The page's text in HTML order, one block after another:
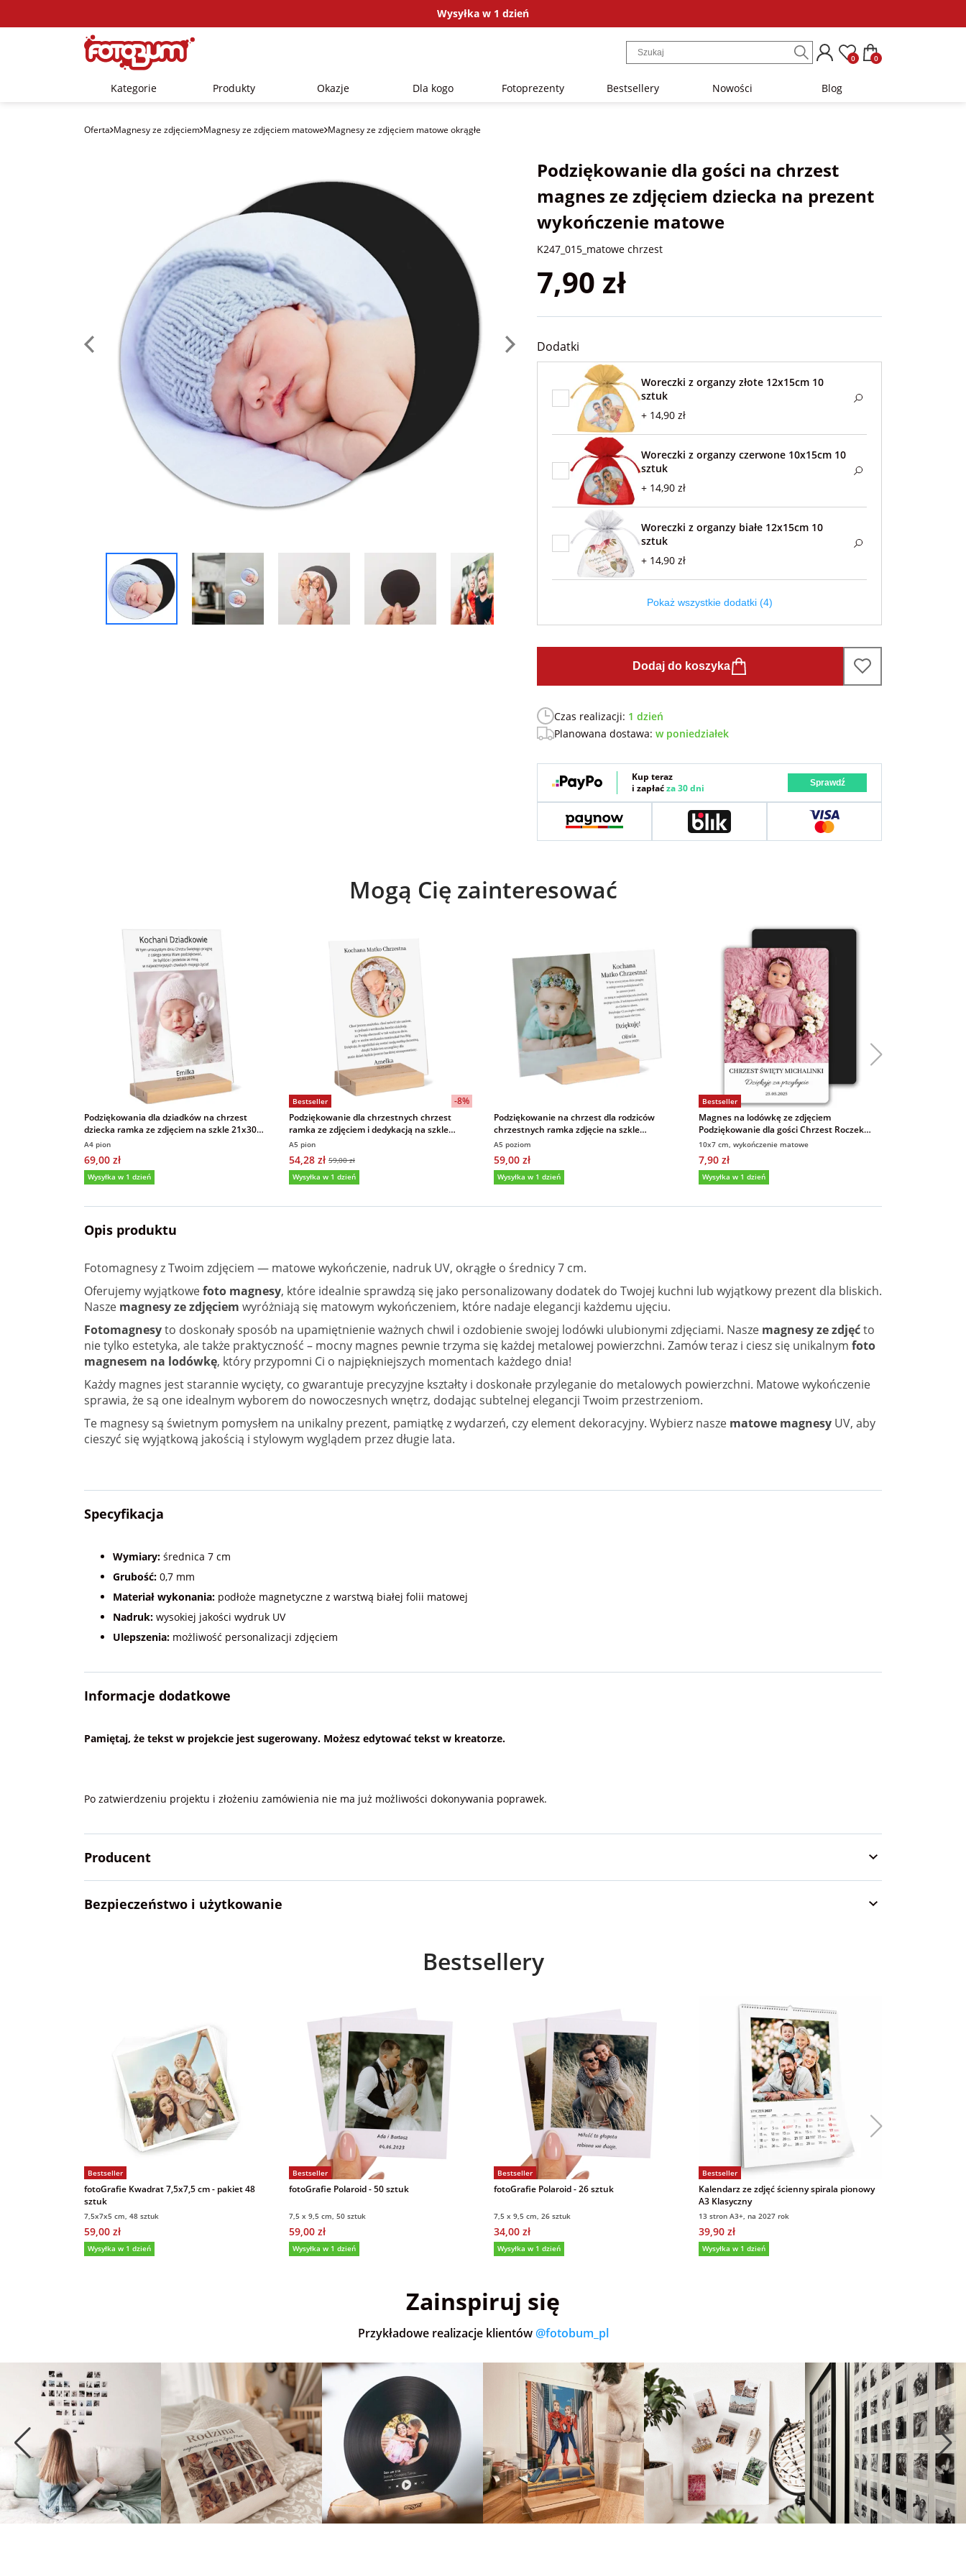
Wysyłka w 1 dzień
0 0
Kategorie Produkty Okazje Dla kogo Fotoprezenty Bestsellery Nowości Blog
Oferta Magnesy ze zdjęciem Magnesy ze zdjęciem matowe Magnesy ze zdjęciem matowe okrągłe
Podziękowanie dla gości na chrzest
magnes ze zdjęciem dziecka na prezent
wykończenie matowe
K247_015_matowe chrzest
7,90 zł
Dodatki
Woreczki z organzy złote 12x15cm 10
sztuk
+ 14,90 zł
Woreczki z organzy czerwone 10x15cm 10
sztuk
+ 14,90 zł
Woreczki z organzy białe 12x15cm 10
sztuk
+ 14,90 zł
Pokaż wszystkie dodatki (4)
Dodaj do koszyka
Czas realizacji: 1 dzień
Planowana dostawa: w poniedziałek
Kup teraz
i zapłaćza 30 dni Sprawdź
Mogą Cię zainteresować
Podziękowania dla dziadków na chrzest
dziecka ramka ze zdjęciem na szkle 21x30
cm
A4 pion
69,00 zł
Wysyłka w 1 dzień
5,0 (2)
Bestseller
-8%
Podziękowanie dla chrzestnych chrzest
ramka ze zdjęciem i dedykacją na szkle
akrylowym 15x21 cm
A5 pion
54,28 zł 59,00 zł
Wysyłka w 1 dzień
5,0 (38)
Podziękowanie na chrzest dla rodziców
chrzestnych ramka zdjęcie na szkle
akrylowym 15x21 cm
A5 poziom
59,00 zł
Wysyłka w 1 dzień
5,0 (39)
Bestseller
Magnes na lodówkę ze zdjęciem
Podziękowanie dla gości Chrzest Roczek
7x10cm wykończenie matowe
10x7 cm, wykończenie matowe
7,90 zł
Wysyłka w 1 dzień
5,0 (27)
Opis produktu
Fotomagnesy z Twoim zdjęciem — matowe wykończenie, nadruk UV, okrągłe o średnicy 7 cm.
Oferujemy wyjątkowefoto magnesy, które idealnie sprawdzą się jako personalizowany dodatek do Twojej kuchni lub wyjątkowy prezent dla bliskich.
Nasze magnesy ze zdjęciem wyróżniają się matowym wykończeniem, które nadaje elegancji każdemu ujęciu.
Fotomagnesyto doskonały sposób na upamiętnienie ważnych chwil i ozdobienie swojej lodówki ulubionymi zdjęciami. Nasze magnesy ze zdjęćto
nie tylko estetyka, ale także praktyczność – mocny magnes pewnie trzyma się każdej metalowej powierzchni. Zamów teraz i ciesz się unikalnym foto
magnesem na lodówkę, który przypomni Ci o najpiękniejszych momentach każdego dnia!
Każdy magnes jest starannie wycięty, co gwarantuje precyzyjne kształty i doskonałe przyleganie do metalowych powierzchni. Matowe wykończenie
sprawia, że są one idealnym wyborem do nowoczesnych wnętrz, dodając subtelnej elegancji Twoim przestrzeniom.
Te magnesy są świetnym pomysłem na unikalny prezent, pamiątkę z wydarzeń, czy element dekoracyjny. Wybierz nasze matowe magnesy UV, aby
cieszyć się wyjątkową jakością i stylowym wyglądem przez długie lata.
Specyfikacja
Wymiary: średnica 7 cm
Grubość: 0,7 mm
Materiał wykonania: podłoże magnetyczne z warstwą białej folii matowej
Nadruk: wysokiej jakości wydruk UV
Ulepszenia: możliwość personalizacji zdjęciem
Informacje dodatkowe
Pamiętaj, że tekst w projekcie jest sugerowany. Możesz edytować tekst w kreatorze.
Po zatwierdzeniu projektu i złożeniu zamówienia nie ma już możliwości dokonywania poprawek.
Producent
Bezpieczeństwo i użytkowanie
Bestsellery
Bestseller
fotoGrafie Kwadrat 7,5x7,5 cm - pakiet 48
sztuk
7,5x7x5 cm, 48 sztuk
59,00 zł
Wysyłka w 1 dzień
Bestseller
fotoGrafie Polaroid - 50 sztuk
7,5 x 9,5 cm, 50 sztuk
59,00 zł
Wysyłka w 1 dzień
Bestseller
fotoGrafie Polaroid - 26 sztuk
7,5 x 9,5 cm, 26 sztuk
34,00 zł
Wysyłka w 1 dzień
Bestseller
Kalendarz ze zdjęć ścienny spirala pionowy
A3 Klasyczny
13 stron A3+, na 2027 rok
39,90 zł
Wysyłka w 1 dzień
Zainspiruj się
Przykładowe realizacje klientów @fotobum_pl